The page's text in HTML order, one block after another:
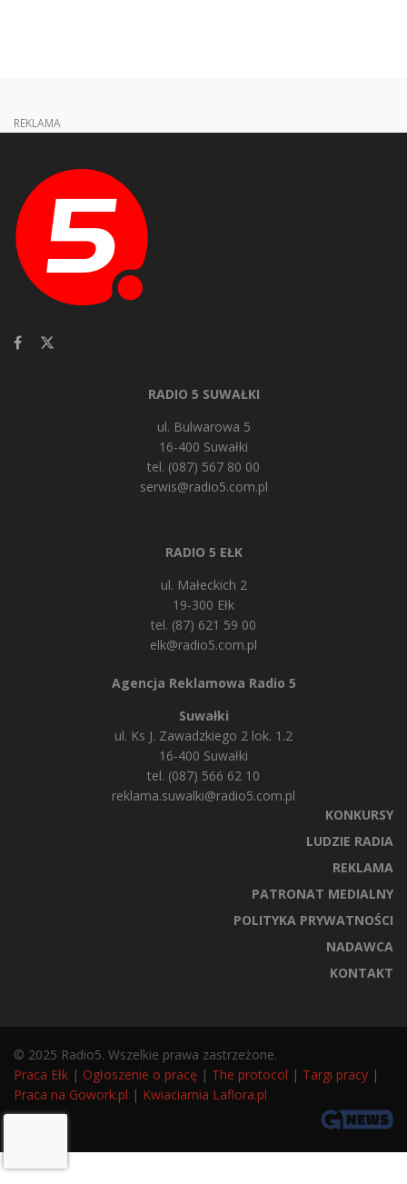
REKLAMA
RADIO 5 SUWAŁKI
ul. Bulwarowa 5
16-400 Suwałki
tel. (087) 567 80 00
serwis@radio5.com.pl
RADIO 5 EŁK
ul. Małeckich 2
19-300 Ełk
tel. (87) 621 59 00
elk@radio5.com.pl
Agencja Reklamowa Radio 5
Suwałki
ul. Ks J. Zawadzkiego 2 lok. 1.2
16-400 Suwałki
tel. (087) 566 62 10
reklama.suwalki@radio5.com.pl
KONKURSY
LUDZIE RADIA
REKLAMA
PATRONAT MEDIALNY
POLITYKA PRYWATNOŚCI
NADAWCA
KONTAKT
© 2025 Radio5. Wszelkie prawa zastrzeżone.
Praca Ełk | Ogłoszenie o pracę | The protocol | Targi pracy |
Praca na Gowork.pl | Kwiaciarnia Laflora.pl